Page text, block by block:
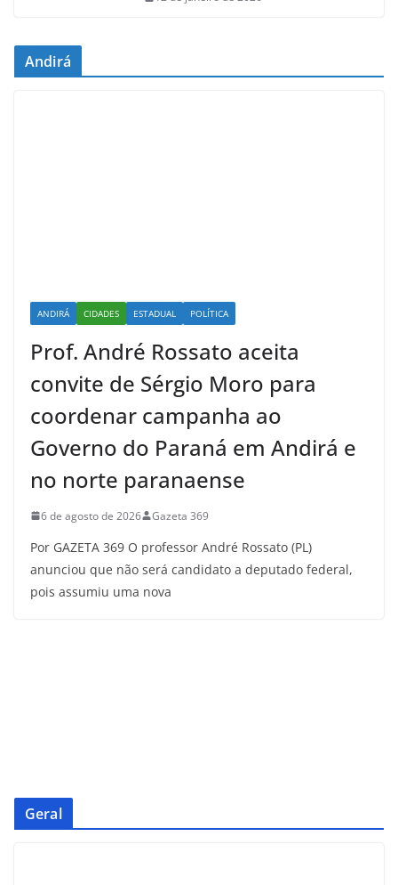
Andirá
ANDIRÁ CIDADES ESTADUAL POLÍTICA
Prof. André Rossato aceita
convite de Sérgio Moro para
coordenar campanha ao
Governo do Paraná em Andirá e
no norte paranaense
6 de agosto de 2026 Gazeta 369
Por GAZETA 369 O professor André Rossato (PL)
anunciou que não será candidato a deputado federal,
pois assumiu uma nova
Geral